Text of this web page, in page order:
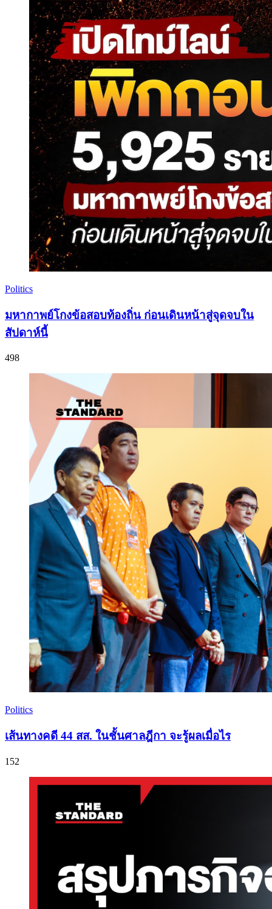
Politics
มหากาพย์โกงข้อสอบท้องถิ่น ก่อนเดินหน้าสู่จุดจบใน
สัปดาห์นี้
498
Politics
เส้นทางคดี 44 สส. ในชั้นศาลฎีกา จะรู้ผลเมื่อไร
152